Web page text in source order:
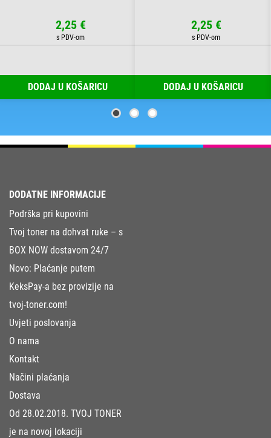
2,25 €
DODAJ U KOŠARICU
2,25 €
DODAJ U KOŠARICU
DODATNE INFORMACIJE
Podrška pri kupovini
Tvoj toner na dohvat ruke – s
BOX NOW dostavom 24/7
Novo: Plaćanje putem
KeksPay-a bez provizije na
tvoj-toner.com!
Uvjeti poslovanja
O nama
Kontakt
Načini plaćanja
Dostava
Od 28.02.2018. TVOJ TONER
je na novoj lokaciji